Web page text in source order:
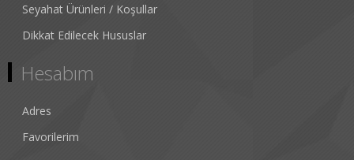
Seyahat Ürünleri / Koşullar
Dikkat Edilecek Hususlar
Hesabım
Adres
Favorilerim